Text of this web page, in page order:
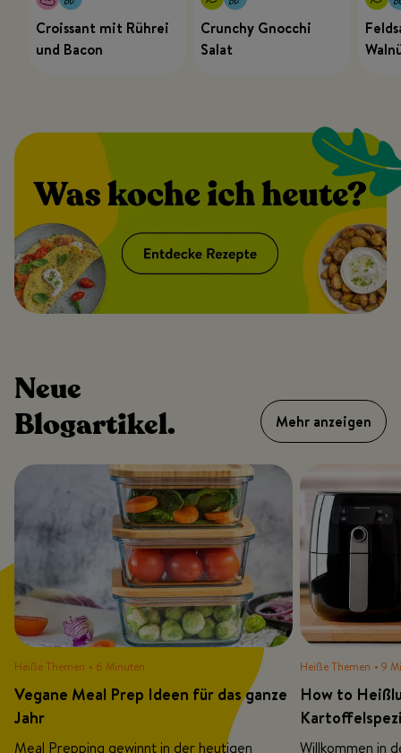
Croissant mit Rührei
und Bacon
Crunchy Gnocchi
Salat
Neue
Blogartikel.
Mehr anzeigen
Heiße Themen • 6 Minuten
Vegane Meal Prep Ideen für das ganze
Jahr
Meal Prepping gewinnt in der heutigen
Heiße Themen • 9
How to
Willkommen in